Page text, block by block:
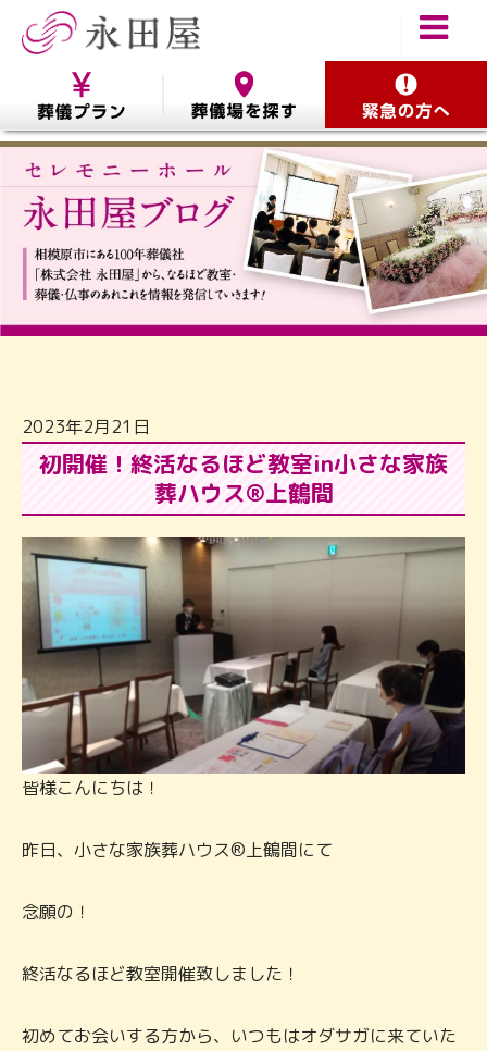
2023年2月21日
初開催！終活なるほど教室in小さな家族
葬ハウス®上鶴間
皆様こんにちは！
昨日、小さな家族葬ハウス®上鶴間にて
念願の！
終活なるほど教室開催致しました！
初めてお会いする方から、いつもはオダサガに来ていた